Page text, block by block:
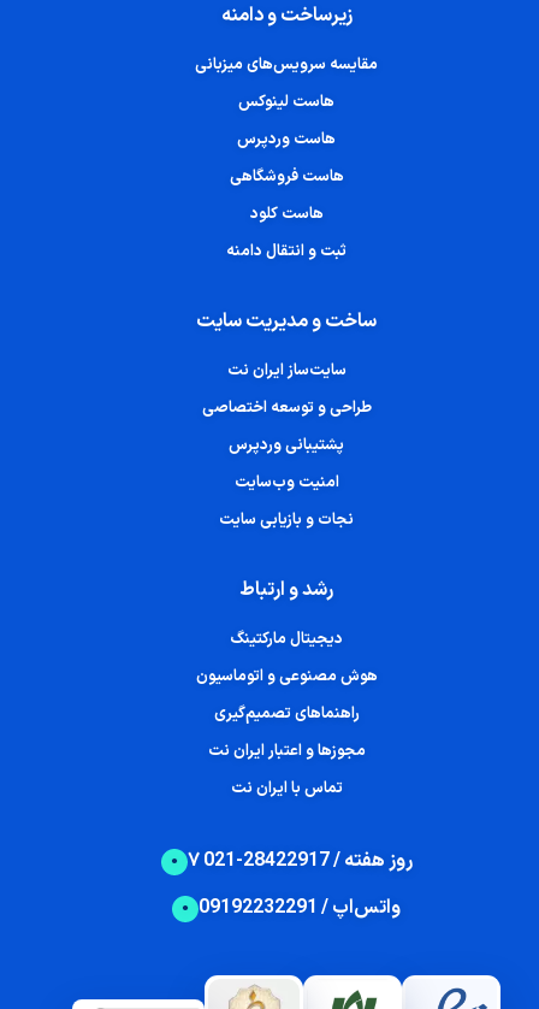
زیرساخت و دامنه
مقایسه سرویس‌های میزبانی
هاست لینوکس
هاست وردپرس
هاست فروشگاهی
هاست کلود
ثبت و انتقال دامنه
ساخت و مدیریت سایت
سایت‌ساز ایران نت
طراحی و توسعه اختصاصی
پشتیبانی وردپرس
امنیت وب‌سایت
نجات و بازیابی سایت
رشد و ارتباط
دیجیتال مارکتینگ
هوش مصنوعی و اتوماسیون
راهنماهای تصمیم‌گیری
مجوزها و اعتبار ایران نت
تماس با ایران نت
۷ روز هفته / 28422917-021
واتس‌اپ / 09192232291